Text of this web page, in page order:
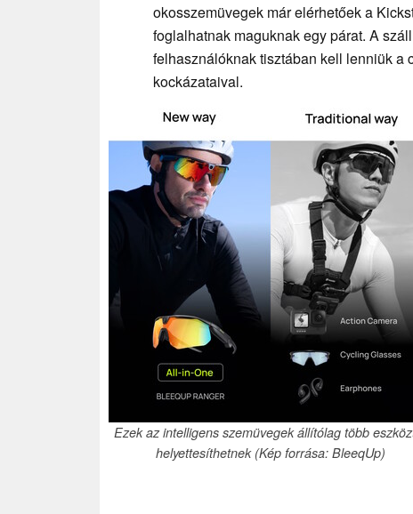
okosszemüvegek már elérhetőek a
foglalhatnak maguknak egy párat. A
felhasználóknak tisztában kell lenniük a
kockázataival.
Ezek az intelligens szemüvegek állítólag több
helyettesíthetnek (Kép forrása: BleeqUp)